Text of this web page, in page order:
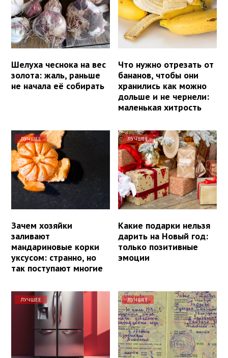
Шелуха чеснока на вес
золота: жаль, раньше
не начала её собирать
Что нужно отрезать от
бананов, чтобы они
хранились как можно
дольше и не чернели:
маленькая хитрость
ЛУЧШЕЕ
Зачем хозяйки
заливают
мандариновые корки
уксусом: странно, но
так поступают многие
ЛУЧШЕЕ
Какие подарки нельзя
дарить на Новый год:
только позитивные
эмоции
ЛУЧШЕЕ ЛУЧШЕЕ